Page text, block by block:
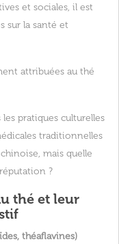
et sociales, il est
sur la santé et
attribuées au thé
pratiques culturelles
traditionnelles
mais quelle
?
thé et leur
théaflavines)